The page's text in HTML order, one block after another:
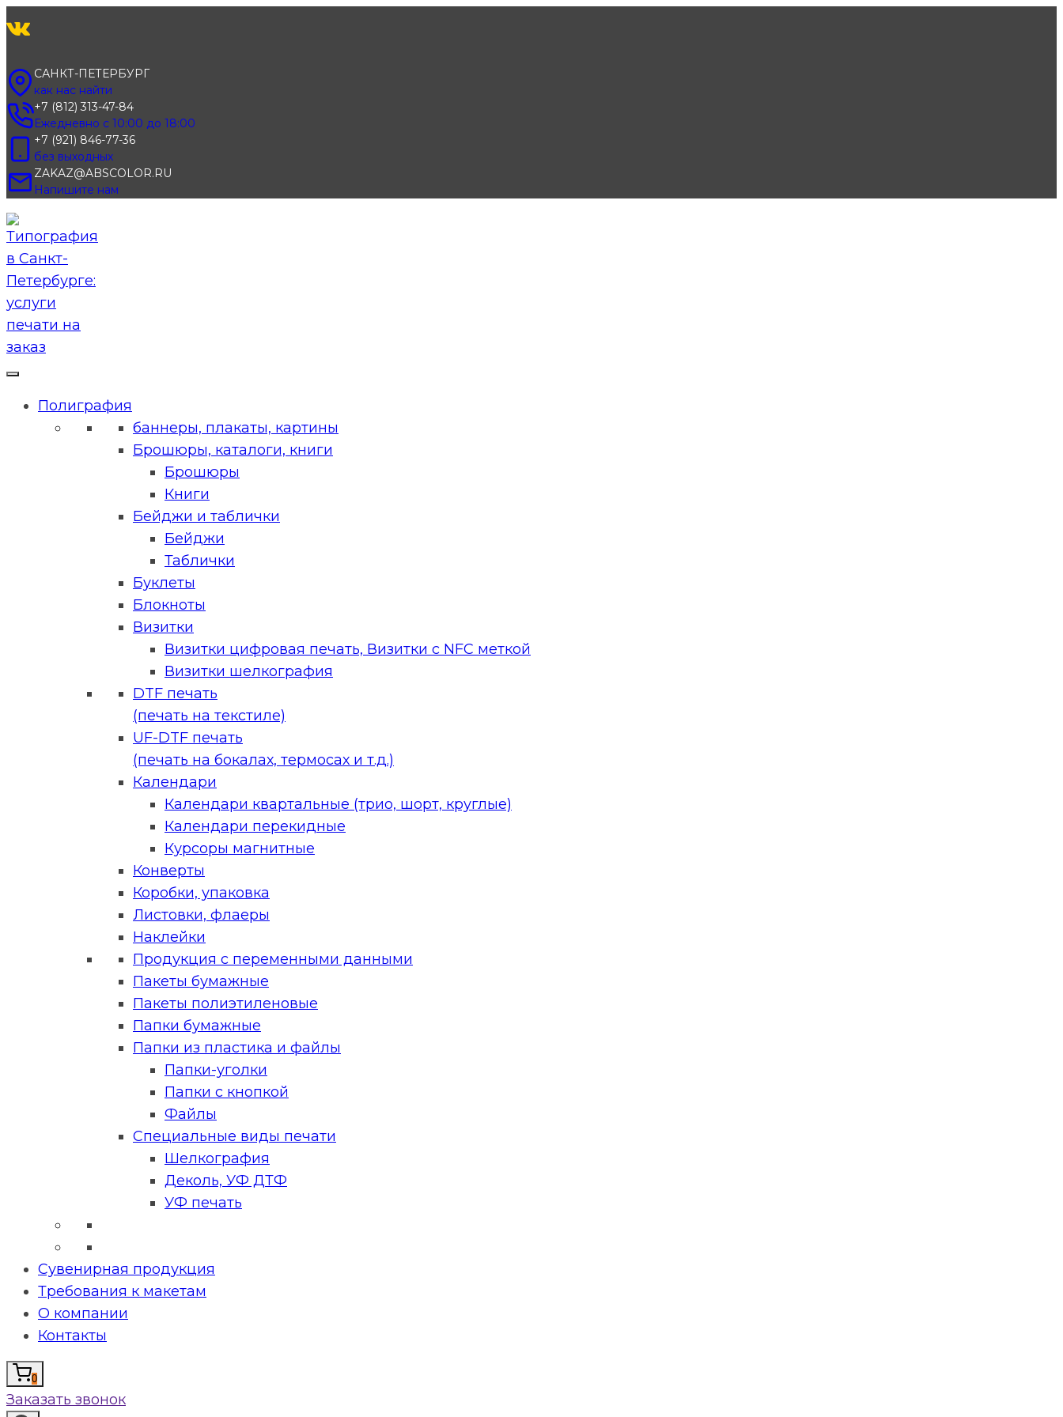
к
САНКТ-ПЕТЕРБУРГ
как нас найти
+7 (812) 313-47-84
Ежедневно с 10:00 до 18:00
+7 (921) 846-77-36
без выходных
ZAKAZ@ABSCOLOR.RU
Напишите нам
Полиграфия
баннеры, плакаты, картины
Брошюры, каталоги, книги
Брошюры
Книги
Бейджи и таблички
Бейджи
Таблички
Буклеты
Блокноты
Визитки
Визитки цифровая печать, Визитки с NFC меткой
Визитки шелкография
DTF печать
(печать на текстиле)
UF-DTF печать
(печать на бокалах, термосах и т.д.)
Календари
Календари квартальные (трио, шорт, круглые)
Календари перекидные
Курсоры магнитные
Конверты
Коробки, упаковка
Листовки, флаеры
Наклейки
Продукция с переменными данными
Пакеты бумажные
Пакеты полиэтиленовые
Папки бумажные
Папки из пластика и файлы
Папки-уголки
Папки с кнопкой
Файлы
Специальные виды печати
Шелкография
Деколь, УФ ДТФ
УФ печать
Сувенирная продукция
Требования к макетам
О компании
Контакты
0
Заказать звонок